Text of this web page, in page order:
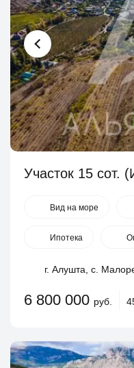
Участок 15 сот.
Вид на море
Ипотека
г. Алушта, с.
6 800 000 руб.